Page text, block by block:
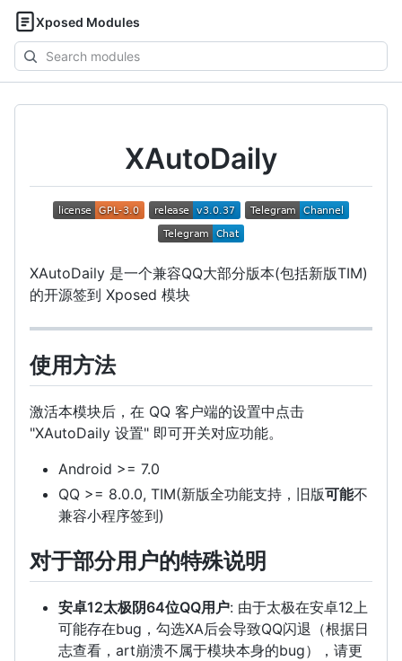
Xposed Modules
Search
modules
XAutoDaily
XAutoDaily 是一个兼容QQ大部分版本(包括新版TIM)
的开源签到 Xposed 模块
使用方法
激活本模块后，在 QQ 客户端的设置中点击
"XAutoDaily 设置" 即可开关对应功能。
Android >= 7.0
QQ >= 8.0.0, TIM(新版全功能支持，旧版可能不
兼容小程序签到)
对于部分用户的特殊说明
安卓12太极阴64位QQ用户: 由于太极在安卓12上
可能存在bug，勾选XA后会导致QQ闪退（根据日
志查看，art崩溃不属于模块本身的bug），请更